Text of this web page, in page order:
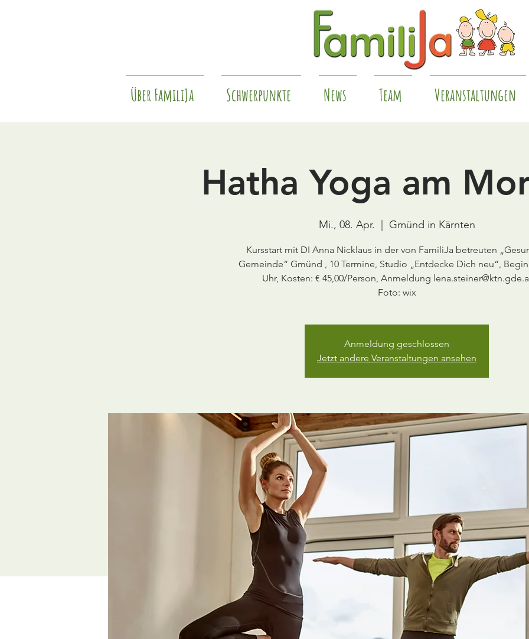
Über FamiliJa Schwerpunkte News Team Veranstaltungen
Hatha Yoga am
Mi., 08. Apr. Gmünd in Kärnten
Kursstart mit DI Anna Nicklaus in der von FamiliJa betreuten
Gemeinde“ Gmünd , 10 Termine, Studio „Entdecke Dich neu“,
Uhr, Kosten: € 45,00/Person, Anmeldung
Foto: wix
Anmeldung geschlossen
Jetzt andere Veranstaltungen ansehen